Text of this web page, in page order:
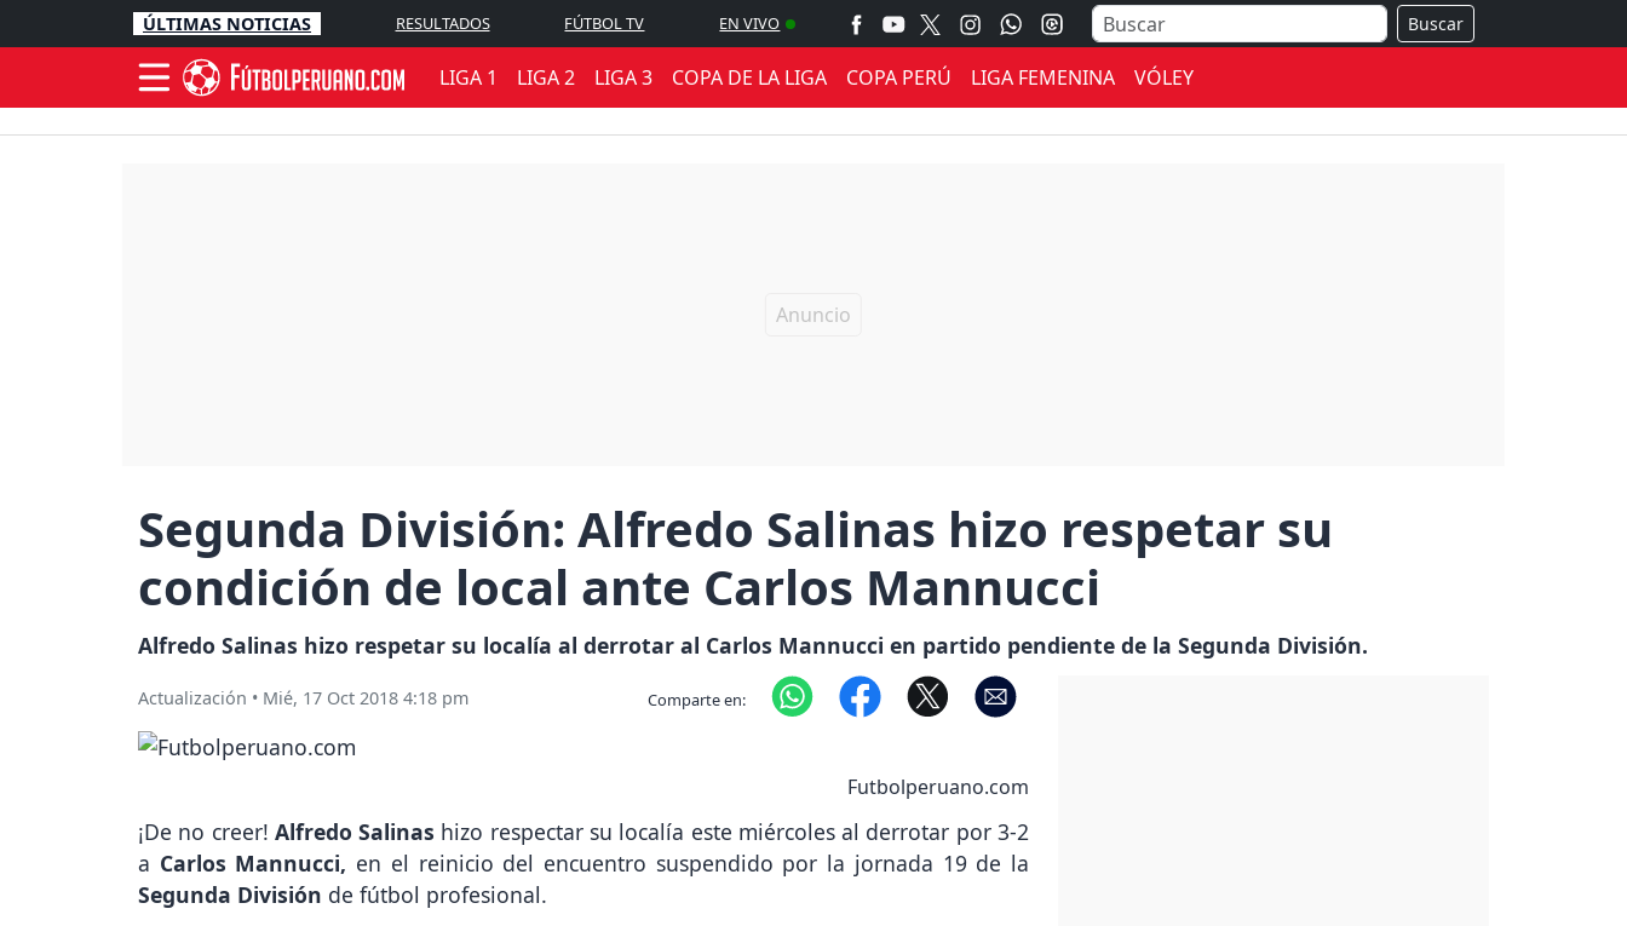
ÚLTIMAS NOTICIAS RESULTADOS FÚTBOL TV EN VIVO Buscar
LIGA 1 LIGA 2 LIGA 3 COPA DE LA LIGA COPA PERÚ LIGA FEMENINA VÓLEY
Segunda División: Alfredo Salinas hizo respetar su
condición de local ante Carlos Mannucci
Alfredo Salinas hizo respetar su localía al derrotar al Carlos Mannucci en partido pendiente de la Segunda División.
Actualización • Mié, 17 Oct 2018 4:18 pm Comparte en:
Futbolperuano.com
¡De no creer! Alfredo Salinas hizo respectar su localía este miércoles al derrotar por 3-2
a Carlos Mannucci, en el reinicio del encuentro suspendido por la jornada 19 de la
Segunda División de fútbol profesional.